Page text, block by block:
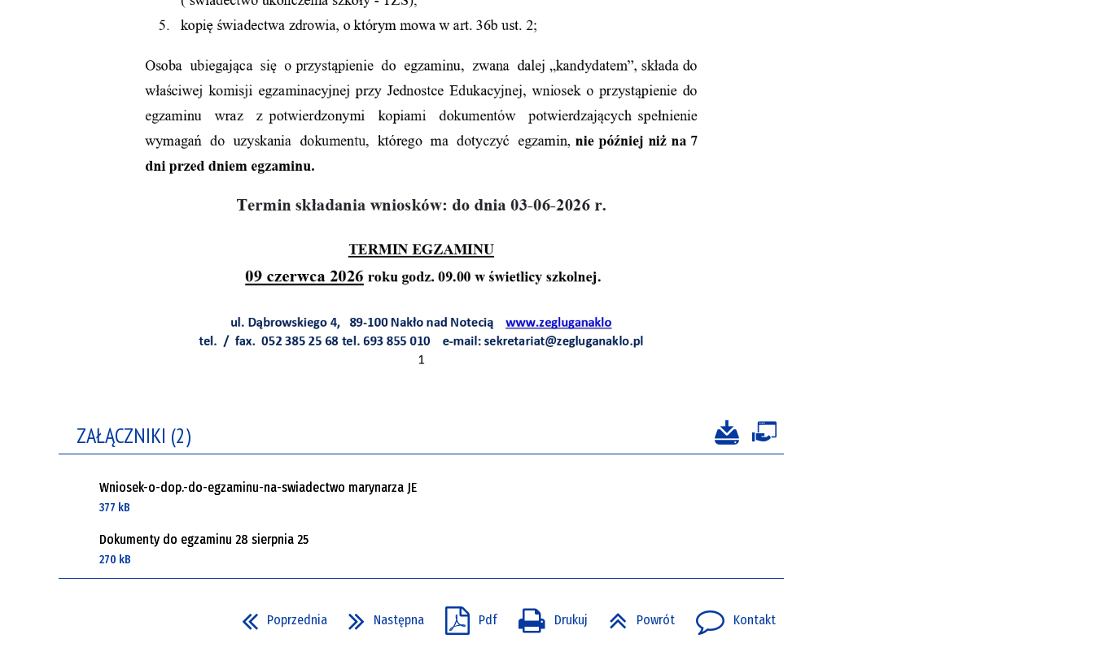
ZAŁĄCZNIKI (2)
Wniosek-o-dop.-do-egzaminu-na-swiadectwo marynarza JE
377 kB
Dokumenty do egzaminu 28 sierpnia 25
270 kB
Poprzednia Następna Pdf Drukuj Powrót Kontakt